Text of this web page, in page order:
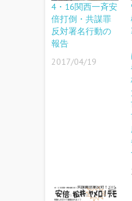
4・16関西一斉安
倍打倒・共謀罪
反対署名行動の
報告
2017/04/19